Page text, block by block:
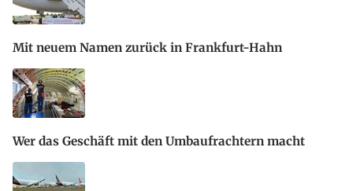
Mit neuem Namen zurück in Frankfurt-Hahn
Wer das Geschäft mit den Umbaufrachtern macht